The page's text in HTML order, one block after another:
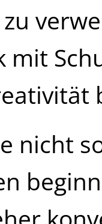
mit
nicht